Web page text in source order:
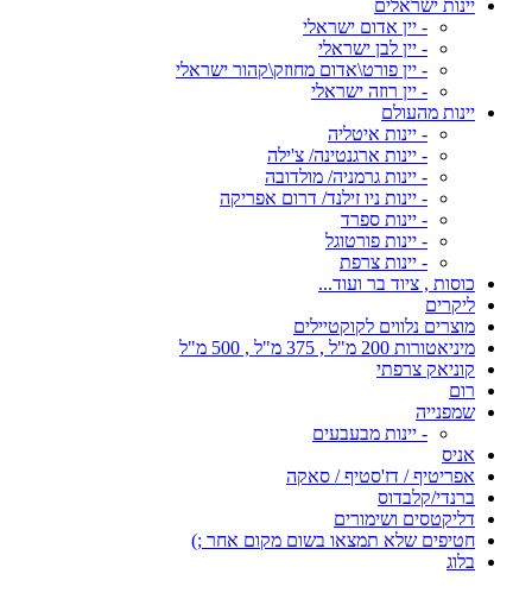
יינות ישראלים
- יין אדום ישראלי
- יין לבן ישראלי
- יין פורט\אדום מחוזק\קהור ישראלי
- יין רוזה ישראלי
יינות מהעולם
- יינות איטליה
- יינות ארגנטינה/ צ'ילה
- יינות גרמניה/ מולדובה
- יינות ניו זילנד/ דרום אפריקה
- יינות ספרד
- יינות פורטוגל
- יינות צרפת
כוסות , ציוד בר ועוד...
ליקרים
מוצרים נלווים לקוקטיילים
מיניאטורות 200 מ"ל , 375 מ"ל , 500 מ"ל
קוניאק צרפתי
רום
שמפנייה
- יינות מבעבעים
אניס
אפריטיף / דז'סטיף / סאקה
ברנדי/קלבדוס
דליקטסים ושימורים
חטיפים שלא תמצאו בשום מקום אחר ;)
בלוג